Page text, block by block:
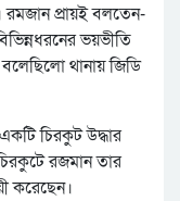
প্রায়ই বলতেন-
ভয়ভীতি
থানায় জিডি
চিরকুট উদ্ধার
রজমান তার
করেছেন।